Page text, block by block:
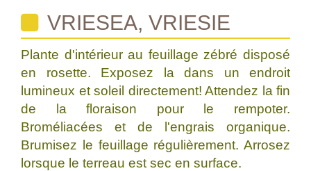
VRIESEA, VRIESIE
Plante d'intérieur au feuillage zébré disposé
en rosette. Exposez la dans un endroit
lumineux et soleil directement! Attendez la fin
de la floraison pour le rempoter.
Broméliacées et de l'engrais organique.
Brumisez le feuillage régulièrement. Arrosez
lorsque le terreau est sec en surface.